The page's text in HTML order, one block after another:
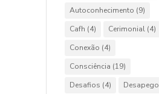
Autoconhecimento (9)
Cafh (4) Cerimonial (4)
Conexão (4)
Consciência (19)
Desafios (4) Desapego